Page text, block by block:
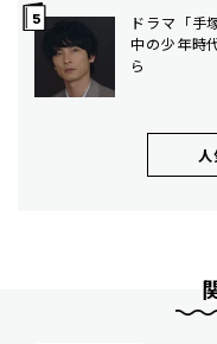
ドラマ「手
中の少年時
ら